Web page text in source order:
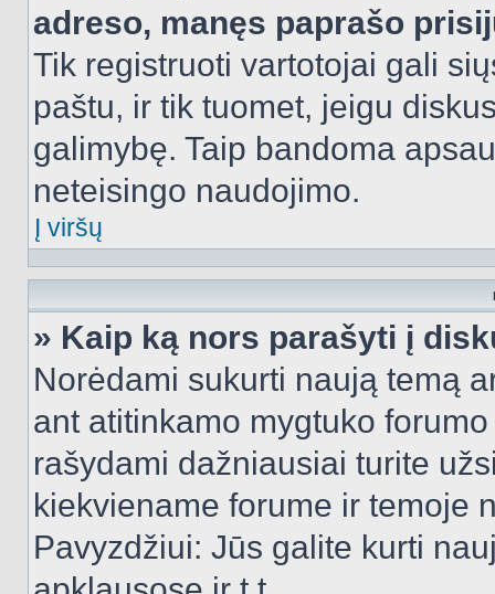
adreso, manęs paprašo
Tik registruoti vartotojai gali
paštu, ir tik tuomet, jeigu
galimybę. Taip bandoma
neteisingo naudojimo.
Į viršų
» Kaip ką nors parašyti į
Norėdami sukurti naują temą
ant atitinkamo mygtuko
rašydami dažniausiai turite
kiekviename forume ir temoje
Pavyzdžiui: Jūs galite kurti